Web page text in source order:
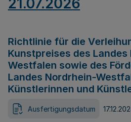
21.07.2026
Richtlinie für die
Kunstpreises des Landes
Westfalen sowie des
Landes Nordrhein-
Künstlerinnen und
Ausfertigungsdatum